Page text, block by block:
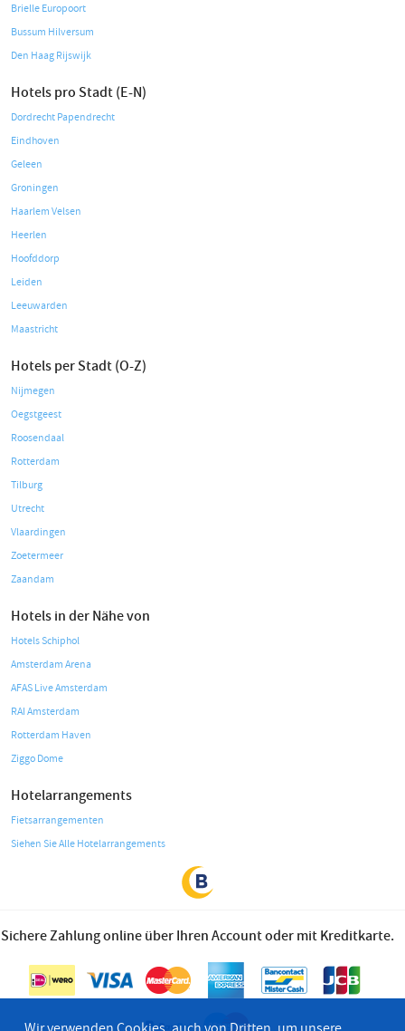
Brielle Europoort
Bussum Hilversum
Den Haag Rijswijk
Hotels pro Stadt (E-N)
Dordrecht Papendrecht
Eindhoven
Geleen
Groningen
Haarlem Velsen
Heerlen
Hoofddorp
Leiden
Leeuwarden
Maastricht
Hotels per Stadt (O-Z)
Nijmegen
Oegstgeest
Roosendaal
Rotterdam
Tilburg
Utrecht
Vlaardingen
Zoetermeer
Zaandam
Hotels in der Nähe von
Hotels Schiphol
Amsterdam Arena
AFAS Live Amsterdam
RAI Amsterdam
Rotterdam Haven
Ziggo Dome
Hotelarrangements
Fietsarrangementen
Siehen Sie Alle Hotelarrangements
Sichere Zahlung online über Ihren Account oder mit Kreditkarte.